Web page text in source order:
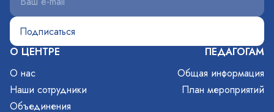
О ЦЕНТРЕ
О нас
Наши сотрудники
Объединения
ПЕДАГОГАМ
Общая информация
План мероприятий